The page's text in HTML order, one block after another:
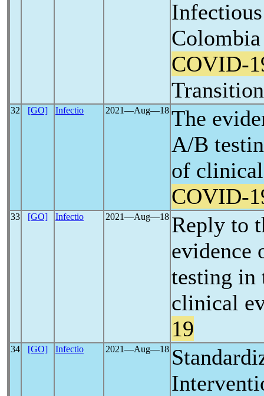
COVID-
32 [GO] Infectio 2021―Aug―18 The
A/B
of
COVID-
33 [GO] Infectio 2021―Aug―18 Reply to
evidence
testing in
clinical
19
34 [GO] Infectio 2021―Aug―18